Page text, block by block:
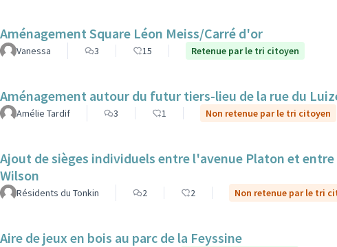
Aménagement Square Léon Meiss/Carré d'or
Vanessa 3 15 Retenue par le tri citoyen
Aménagement autour du futur tiers-lieu de la rue du
Amélie Tardif 3 1 Non retenue par le tri citoyen
Ajout de sièges individuels entre l'avenue Platon et
Wilson
Résidents du Tonkin 2 2 Non retenue par le tri
Aire de jeux en bois au parc de la Feyssine